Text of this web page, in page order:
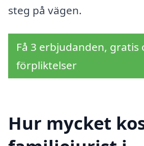
steg på vägen.
Få 3 erbjudanden, gratis
förpliktelser
Hur mycket